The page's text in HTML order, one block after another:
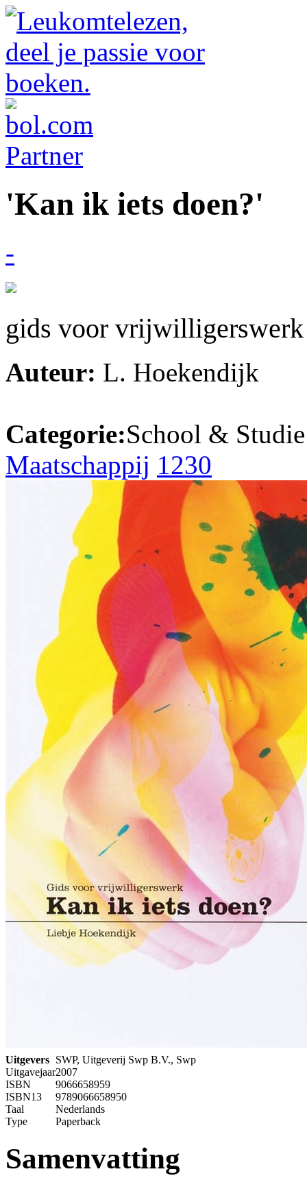
'Kan ik iets doen?'
-
gids voor vrijwilligerswerk
Auteur: L. Hoekendijk
Categorie:School &
Maatschappij 1230
Uitgevers SWP, Uitgeverij Swp B.V., Swp
Uitgavejaar2007
ISBN
9066658959
ISBN13
9789066658950
Taal
Nederlands
Type
Paperback
Samenvatting